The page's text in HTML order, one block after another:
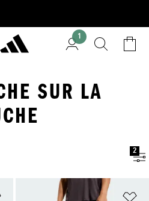
1
SUR LA
2
Ajouter à la Liste de produits